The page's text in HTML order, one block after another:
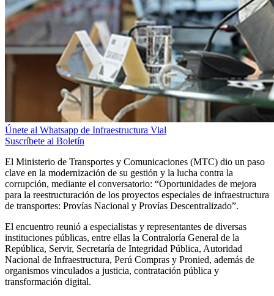
Únete al Whatsapp de Infraestructura Vial
Suscríbete al Boletín
El Ministerio de Transportes y Comunicaciones (MTC) dio un paso
clave en la modernización de su gestión y la lucha contra la
corrupción, mediante el conversatorio: “Oportunidades de mejora
para la reestructuración de los proyectos especiales de infraestructura
de transportes: Provías Nacional y Provías Descentralizado”.
El encuentro reunió a especialistas y representantes de diversas
instituciones públicas, entre ellas la Contraloría General de la
República, Servir, Secretaría de Integridad Pública, Autoridad
Nacional de Infraestructura, Perú Compras y Pronied, además de
organismos vinculados a justicia, contratación pública y
transformación digital.